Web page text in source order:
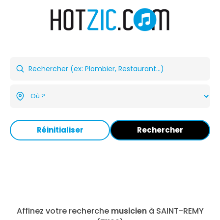
Réinitialiser Rechercher
Affinez votre recherche musicienà SAINT-REMY